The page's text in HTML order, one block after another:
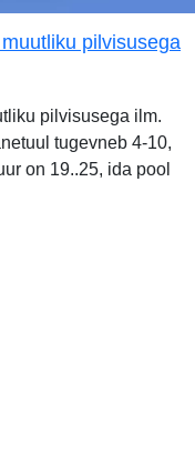
pilvisusega
pilvisusega ilm.
tugevneb 4-10,
on 19..25, ida pool